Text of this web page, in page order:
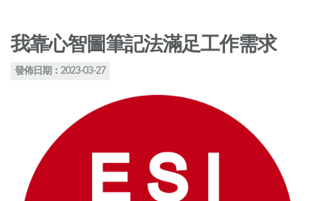
我靠心智圖筆記法滿足工作需求
發佈日期：2023-03-27